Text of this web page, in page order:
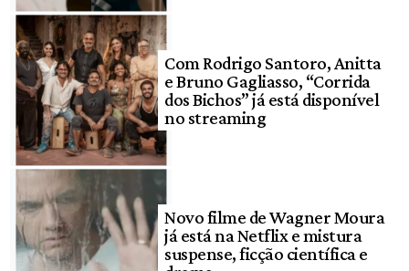
Com Rodrigo Santoro, Anitta
e Bruno Gagliasso, “Corrida
dos Bichos” já está disponível
no streaming
Novo filme de Wagner Moura
já está na Netflix e mistura
suspense, ficção científica e